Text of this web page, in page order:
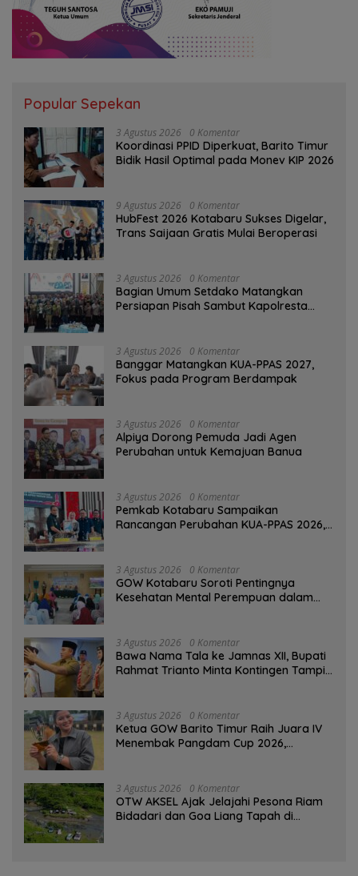
Popular Sepekan
3 Agustus 2026 0 Komentar
Koordinasi PPID Diperkuat, Barito Timur
Bidik Hasil Optimal pada Monev KIP 2026
9 Agustus 2026 0 Komentar
HubFest 2026 Kotabaru Sukses Digelar,
Trans Saijaan Gratis Mulai Beroperasi
3 Agustus 2026 0 Komentar
Bagian Umum Setdako Matangkan
Persiapan Pisah Sambut Kapolresta
3 Agustus 2026 0 Komentar
‎Banggar Matangkan KUA-PPAS 2027,
Fokus pada Program Berdampak
3 Agustus 2026 0 Komentar
‎Alpiya Dorong Pemuda Jadi Agen
Perubahan untuk Kemajuan Banua ‎
3 Agustus 2026 0 Komentar
Pemkab Kotabaru Sampaikan
Rancangan Perubahan KUA-PPAS 2026,
3 Agustus 2026 0 Komentar
GOW Kotabaru Soroti Pentingnya
Kesehatan Mental Perempuan dalam
3 Agustus 2026 0 Komentar
Bawa Nama Tala ke Jamnas XII, Bupati
Rahmat Trianto Minta Kontingen Tampil
3 Agustus 2026 0 Komentar
Ketua GOW Barito Timur Raih Juara IV
Menembak Pangdam Cup 2026,
3 Agustus 2026 0 Komentar
OTW AKSEL Ajak Jelajahi Pesona Riam
Bidadari dan Goa Liang Tapah di